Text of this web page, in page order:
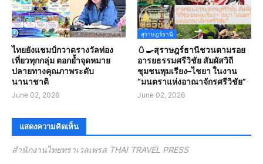
ไทยยังแชมป์กวาดรางวัลท่อง
เที่ยวทุกกลุ่ม ตอกย้ำจุดหมาย
ปลายทางคุณภาพระดับ
นานาชาติ
June 02, 2026
สุราษฎร์ธานี
🥚🍳สุราษฎร์ธานีชวนตามรอย
อารยธรรมศรีวิชัย สัมผัสวิถี
ชุมชนพุมเรียง–ไชยา ในงาน
“มนตราแห่งอาณาจักรศรีวิชัย”
June 02, 2026
แสดงความคิดเห็น
สำนักงานไทยทราเวลเพรส THAI TRAVEL PRESS